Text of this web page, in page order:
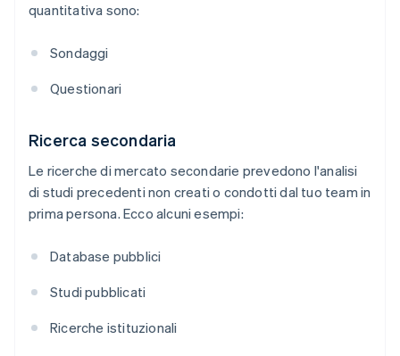
quantitativa sono:
Sondaggi
Questionari
Ricerca secondaria
Le ricerche di mercato secondarie prevedono l'analisi
di studi precedenti non creati o condotti dal tuo team in
prima persona. Ecco alcuni esempi:
Database pubblici
Studi pubblicati
Ricerche istituzionali